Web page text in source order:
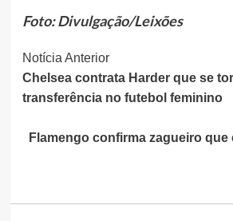
Foto: Divulgação/Leixões
Continue
Lendo
Notícia Anterior
Chelsea contrata Harder que se
transferência no futebol feminino
Flamengo confirma zagueiro que